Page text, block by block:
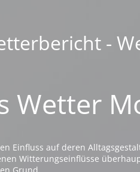
-
Wetter
Einfluss auf deren
Witterungseinflüsse